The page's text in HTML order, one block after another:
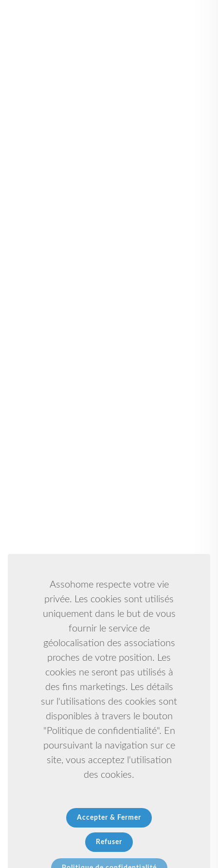
Assohome respecte votre vie
privée. Les cookies sont utilisés
uniquement dans le but de vous
fournir le service de
géolocalisation des associations
proches de votre position. Les
cookies ne seront pas utilisés à
des fins marketings. Les détails
sur l'utilisations des cookies sont
disponibles à travers le bouton
"Politique de confidentialité". En
poursuivant la navigation sur ce
site, vous acceptez l'utilisation
des cookies.
Accepter & Fermer
Refuser